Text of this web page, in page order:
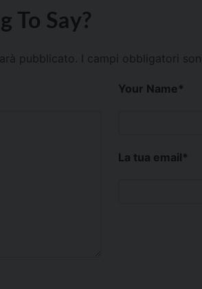
To Say?
pubblicato. I campi obbligatori
Your Name*
La tua email*